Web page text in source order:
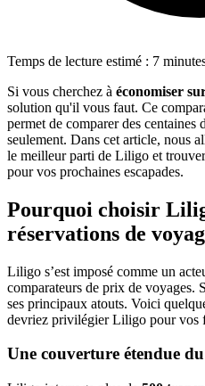
Temps de lecture estimé : 7
Si vous cherchez à économiser
solution qu'il vous faut. Ce
permet de comparer des centaines
seulement. Dans cet article, nous
le meilleur parti de Liligo et
pour vos prochaines escapades.
Pourquoi choisir
réservations de
Liligo s’est imposé comme un
comparateurs de prix de voyages.
ses principaux atouts. Voici
devriez privilégier Liligo pour vos
Une couverture étendue